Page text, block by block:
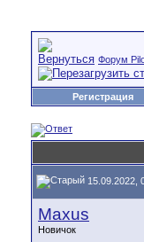
Форум
Регистрация
15.09.2022,
Maxus
Новичок